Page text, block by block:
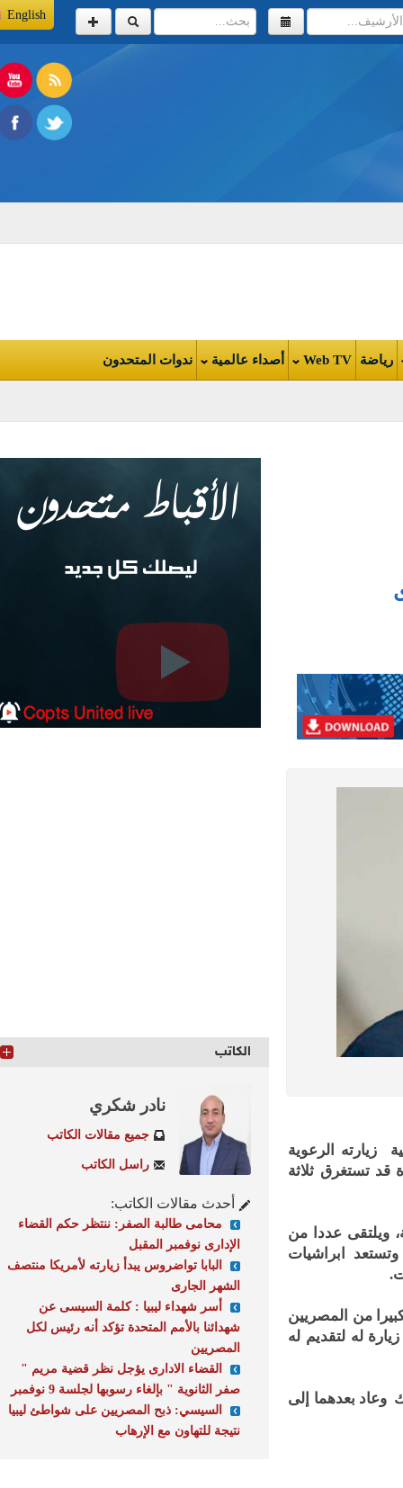
English
Web TV أصداء عالمية ندوات المتحدون
الرعوية
تستغرق ثلاثة
عددا من
ابراشيات
من المصريين
له لتقديم له
بعدهما إلى
الكاتب
نادر شكري
جميع مقالات الكاتب
راسل الكاتب
أحدث مقالات الكاتب:
محامى طالبة الصفر: ننتظر حكم القضاء
الإدارى نوفمبر المقبل
البابا تواضروس يبدأ زيارته لأمريكا منتصف
الشهر الجارى
أسر شهداء ليبيا : كلمة السيسى عن
شهدائنا بالأمم المتحدة تؤكد أنه رئيس لكل
المصريين
القضاء الادارى يؤجل نظر قضية مريم "
صفر الثانوية " بإلغاء رسوبها لجلسة 9 نوفمبر
السيسي: ذبح المصريين على شواطئ ليبيا
نتيجة للتهاون مع الإرهاب